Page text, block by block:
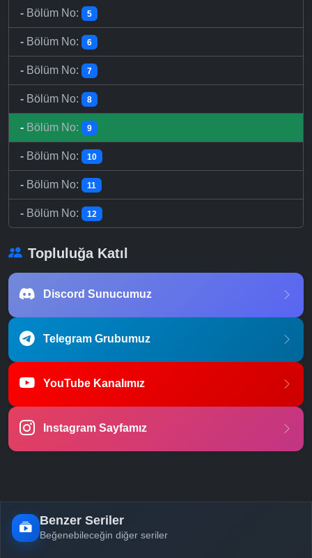
- Bölüm No: 5
- Bölüm No: 6
- Bölüm No: 7
- Bölüm No: 8
- Bölüm No: 9
- Bölüm No: 10
- Bölüm No: 11
- Bölüm No: 12
Topluluğa Katıl
Discord Sunucumuz
Telegram Grubumuz
YouTube Kanalımız
Instagram Sayfamız
Benzer Seriler
Beğenebileceğin diğer seriler